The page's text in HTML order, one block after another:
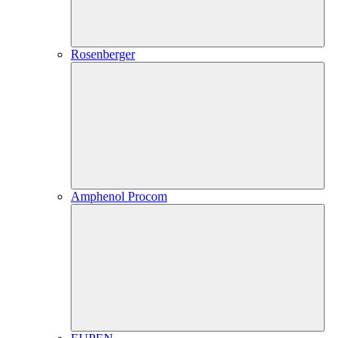
Rosenberger
Amphenol Procom